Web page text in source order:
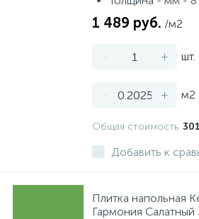
1 489 руб. /м2
- + шт.
- + м2
Общая стоимость
Добавить к
Плитка напольная
Гармония Салатный